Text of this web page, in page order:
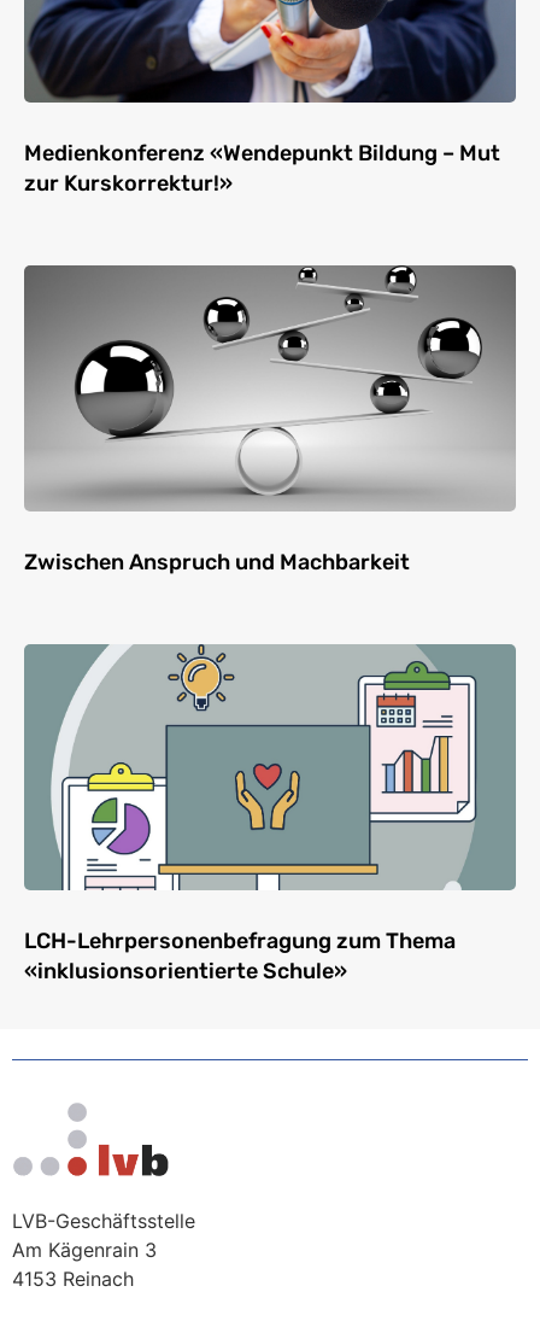
Medienkonferenz «Wendepunkt Bildung – Mut
zur Kurskorrektur!»
Zwischen Anspruch und Machbarkeit
LCH-Lehrpersonenbefragung zum Thema
«inklusionsorientierte Schule»
LVB-Geschäftsstelle
Am Kägenrain 3
4153 Reinach